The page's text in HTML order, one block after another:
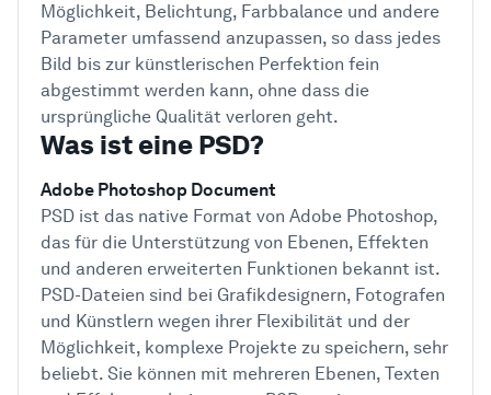
Möglichkeit, Belichtung, Farbbalance und andere
Parameter umfassend anzupassen, so dass jedes
Bild bis zur künstlerischen Perfektion fein
abgestimmt werden kann, ohne dass die
ursprüngliche Qualität verloren geht.
Was ist eine PSD?
Adobe Photoshop Document
PSD ist das native Format von Adobe Photoshop,
das für die Unterstützung von Ebenen, Effekten
und anderen erweiterten Funktionen bekannt ist.
PSD-Dateien sind bei Grafikdesignern, Fotografen
und Künstlern wegen ihrer Flexibilität und der
Möglichkeit, komplexe Projekte zu speichern, sehr
beliebt. Sie können mit mehreren Ebenen, Texten